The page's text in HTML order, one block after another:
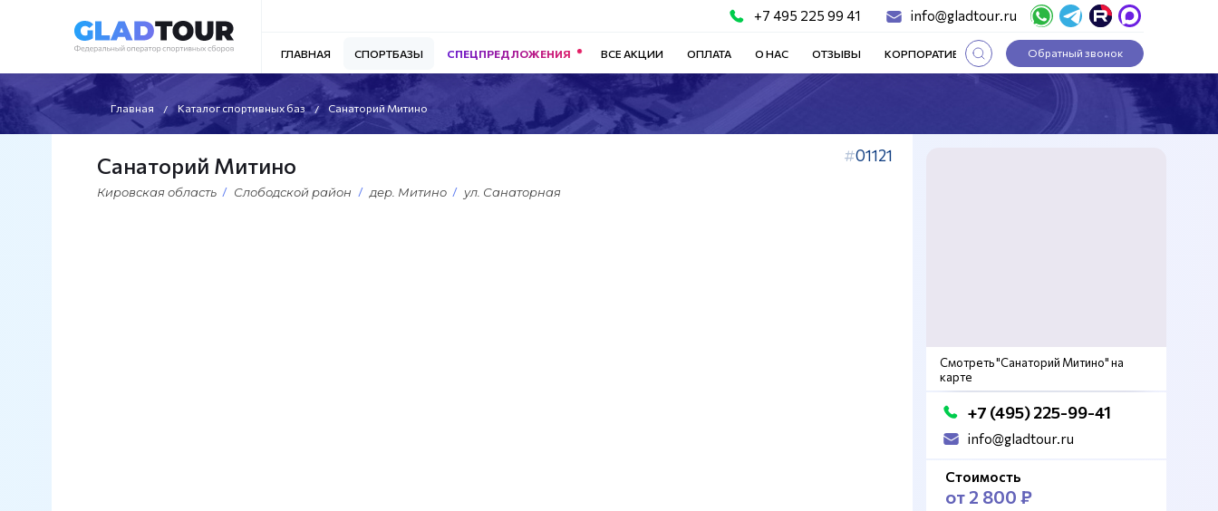
+7 495 225 99 41 info@gladtour.ru
ГЛАВНАЯ СПОРТБАЗЫ СПЕЦПРЕДЛОЖЕНИЯ ВСЕ АКЦИИ ОПЛАТА О НАС ОТЗЫВЫ КОРПОРАТИВНЫЕ ТУРЫ СТАТЬИ
Обратный звонок
Главная Каталог спортивных баз Санаторий Митино
01121
Санаторий Митино
Кировская область Слободской район дер. Митино ул. Санаторная
Смотреть "Санаторий Митино" на
карте
+7 (495) 225-99-41
info@gladtour.ru
Стоимость
от 2 800 ₽